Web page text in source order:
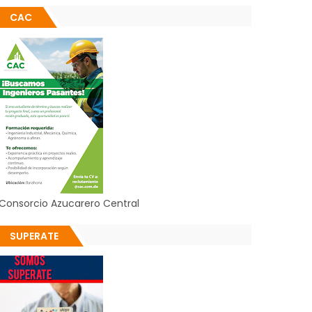
CAC
Azucarero Central
SUPERATE